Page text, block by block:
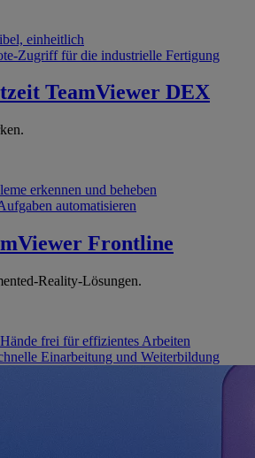
einheitlich
Zugriff für die industrielle Fertigung
TeamViewer DEX
erkennen und beheben
automatisieren
Frontline
Reality-Lösungen.
frei für effizientes Arbeiten
Einarbeitung und Weiterbildung